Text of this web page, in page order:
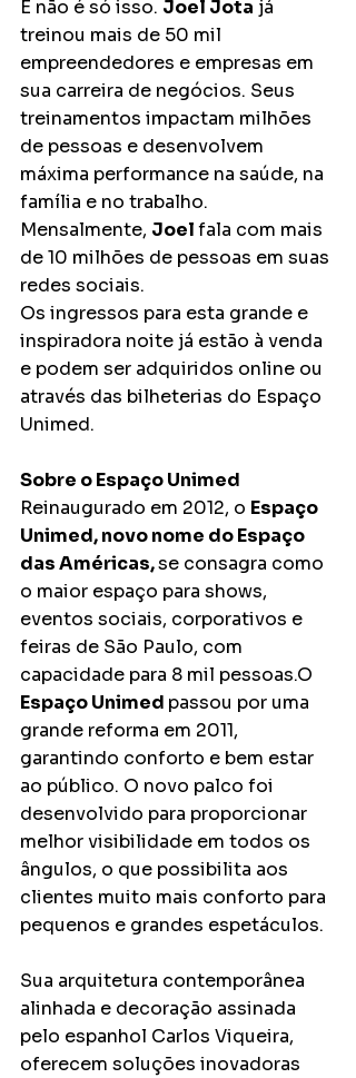
E não é só isso. Joel Jota já
treinou mais de 50 mil
empreendedores e empresas em
sua carreira de negócios. Seus
treinamentos impactam milhões
de pessoas e desenvolvem
máxima performance na saúde, na
família e no trabalho.
Mensalmente, Joel fala com mais
de 10 milhões de pessoas em suas
redes sociais.
Os ingressos para esta grande e
inspiradora noite já estão à venda
e podem ser adquiridos online ou
através das bilheterias do Espaço
Unimed.
Sobre o Espaço Unimed
Reinaugurado em 2012, o Espaço
Unimed, novo nome do Espaço
das Américas, se consagra como
o maior espaço para shows,
eventos sociais, corporativos e
feiras de São Paulo, com
capacidade para 8 mil pessoas.O
Espaço Unimed passou por uma
grande reforma em 2011,
garantindo conforto e bem estar
ao público. O novo palco foi
desenvolvido para proporcionar
melhor visibilidade em todos os
ângulos, o que possibilita aos
clientes muito mais conforto para
pequenos e grandes espetáculos.
Sua arquitetura contemporânea
alinhada e decoração assinada
pelo espanhol Carlos Viqueira,
oferecem soluções inovadoras